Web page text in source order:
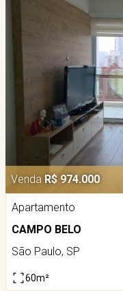
Venda R$ 974.000
Apartamento
CAMPO BELO
São Paulo, SP
60m²